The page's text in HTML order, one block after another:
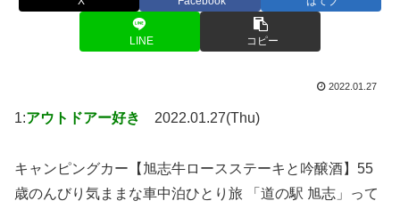
LINE コピー
2022.01.27
1:アウトドアー好き 2022.01.27(Thu)
キャンピングカー【旭志牛ロースステーキと吟醸酒】55
歳のんびり気ままな車中泊ひとり旅 「道の駅 旭志」って